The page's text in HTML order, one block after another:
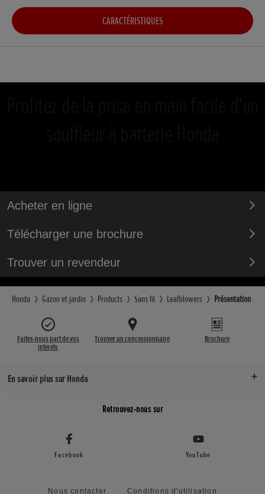
CARACTÉRISTIQUES
Acheter en ligne
Télécharger une brochure
Trouver un revendeur
Honda Gazon et jardin Products Sans fil Leafblowers Présentation
Faites-nous part de vos
intérêts
Trouver un concessionnaire Brochure
En savoir plus sur Honda
Retrouvez-nous sur
Facebook YouTube
Nous contacter Conditions d'utilisation